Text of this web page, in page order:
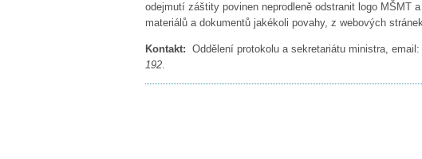
odejmutí záštity povinen neprodleně odstranit logo MŠMT
materiálů a dokumentů jakékoli povahy, z webových
Kontakt: Oddělení protokolu a sekretariátu ministra, email:
192